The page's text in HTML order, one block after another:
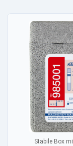
Stabile Box